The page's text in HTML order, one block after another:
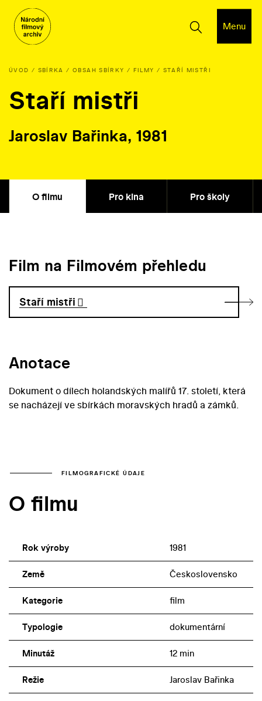
Menu
ÚVOD SBÍRKA OBSAH SBÍRKY FILMY STAŘÍ MISTŘI
Staří mistři
Jaroslav Bařinka, 1981
O filmu Pro kina Pro školy
Film na Filmovém přehledu
Staří mistři
Anotace
Dokument o dílech holandských malířů 17. století, která
se nacházejí ve sbírkách moravských hradů a zámků.
FILMOGRAFICKÉ ÚDAJE
O filmu
Rok výroby 1981
Země Československo
Kategorie film
Typologie dokumentární
Minutáž 12 min
Režie Jaroslav Bařinka